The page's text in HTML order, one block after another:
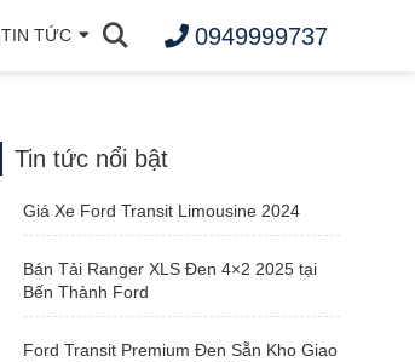
TIN TỨC 0949999737
Tin tức nổi bật
Giá Xe Ford Transit Limousine 2024
Bán Tải Ranger XLS Đen 4×2 2025 tại
Bến Thành Ford
Ford Transit Premium Đen Sẵn Kho Giao